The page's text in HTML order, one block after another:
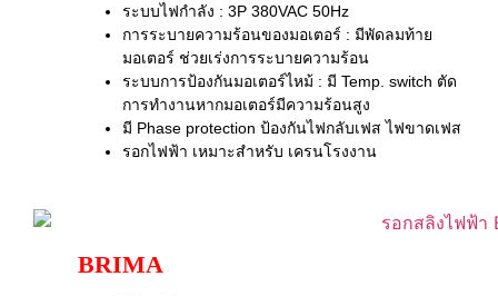
ระบบไฟกำลัง : 3P 380VAC 50Hz
การระบายความร้อนของมอเตอร์ : มีพัดลมท้าย
มอเตอร์ ช่วยเร่งการระบายความร้อน
ระบบการป้องกันมอเตอร์ไหม้ : มี Temp. switch ตัด
การทำงานหากมอเตอร์มีความร้อนสูง
มี Phase protection ป้องกันไฟกลับเฟส ไฟขาดเฟส
รอกไฟฟ้า เหมาะสำหรับ เครนโรงงาน
BRIMA